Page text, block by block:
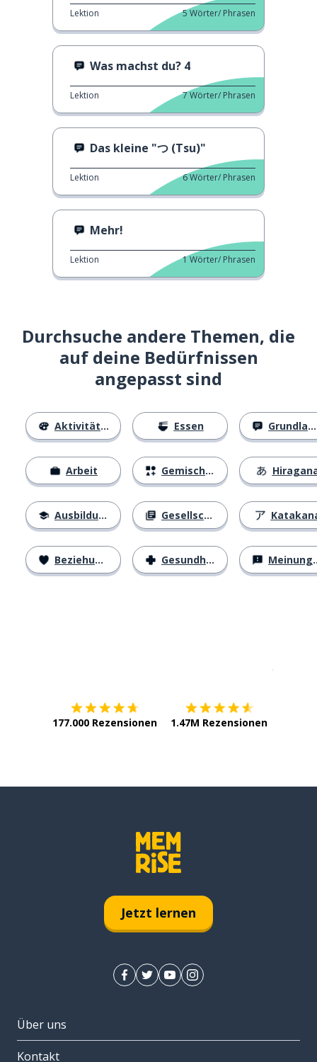
Lektion 5Wörter/ Phrasen
Was machst du? 4
Lektion 7Wörter/ Phrasen
Das kleine "つ (Tsu)"
Lektion 6Wörter/ Phrasen
Mehr!
Lektion 1Wörter/ Phrasen
Durchsuche andere Themen, die
auf deine Bedürfnissen
angepasst sind
Aktivitäten
Arbeit
Ausbildung
Beziehungen
Essen
Gemischtes
Gesellschaft
Gesundheit
Grundlagen
Meinungen
177.000 Rezensionen 1.47M Rezensionen
Jetzt lernen
Über uns
Kontakt